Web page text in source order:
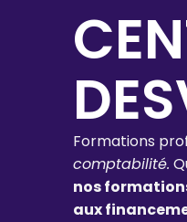
Formations
comptabilité.
nos
aux